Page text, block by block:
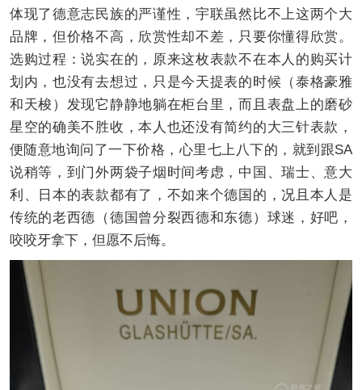
体现了德意志民族的严谨性，宇联虽然比不上这两个大
品牌，但价格不高，欣赏性却不差，只要你懂得欣赏。
选购过程：说实在的，原来这枚表款不在本人的购买计
划内，也没有去想过，只是今天提表的时候（泰格豪雅
和天梭）发现它静静地躺在柜台里，而且表盘上的磨砂
星空的确美不胜收，本人也还没有简约的大三针表款，
便随意地询问了一下价格，心里七上八下的，就到跟SA
说稍等，到门外两袋子烟时间考虑，中国、瑞士、意大
利、日本的表款都有了，不如来个德国的，况且本人是
传统的老西德（德国曾分裂西德和东德）球迷，好吧，
咬咬牙拿下，但愿不后悔。